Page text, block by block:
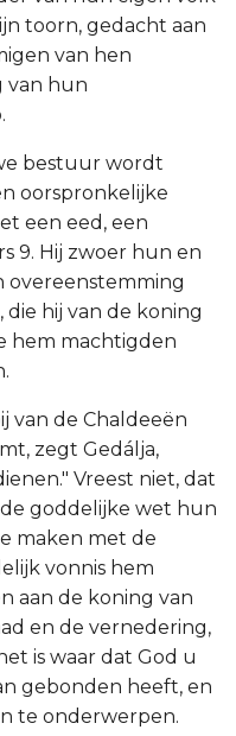
toorn, gedacht aan
van hen
van hun
bestuur wordt
oorspronkelijke
een eed, een
9. Hij zwoer hun en
overeenstemming
hij van de koning
hem machtigden
van de Chaldeeën
zegt Gedálja,
Vreest niet, dat
goddelijke wet hun
maken met de
vonnis hem
aan de koning van
en de vernedering,
is waar dat God u
gebonden heeft, en
te onderwerpen.